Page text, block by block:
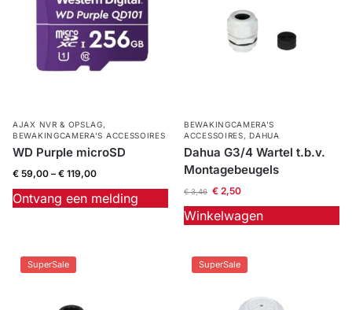
AJAX NVR & OPSLAG,
BEWAKINGCAMERA'S ACCESSOIRES
WD Purple microSD
€ 59,00 – € 119,00
Ontvang een melding
BEWAKINGCAMERA'S
ACCESSOIRES, DAHUA
Dahua G3/4 Wartel t.b.v.
Montagebeugels
€3,46 €2,50
Winkelwagen
SuperSale SuperSale